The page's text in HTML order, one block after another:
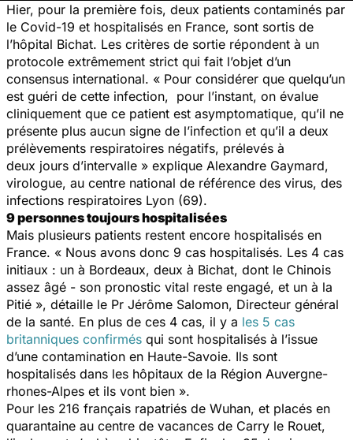
Hier, pour la première fois, deux patients contaminés par
le Covid-19 et hospitalisés en France, sont sortis de
l’hôpital Bichat. Les critères de sortie répondent à un
protocole extrêmement strict qui fait l’objet d’un
consensus international. « Pour considérer que quelqu’un
est guéri de cette infection, pour l’instant, on évalue
cliniquement que ce patient est asymptomatique, qu’il ne
présente plus aucun signe de l’infection et qu’il a deux
prélèvements respiratoires négatifs, prélevés à
deux jours d’intervalle » explique Alexandre Gaymard,
virologue, au centre national de référence des virus, des
infections respiratoires Lyon (69).
9 personnes toujours hospitalisées
Mais plusieurs patients restent encore hospitalisés en
France. « Nous avons donc 9 cas hospitalisés. Les 4 cas
initiaux : un à Bordeaux, deux à Bichat, dont le Chinois
assez âgé - son pronostic vital reste engagé, et un à la
Pitié », détaille le Pr Jérôme Salomon, Directeur général
de la santé. En plus de ces 4 cas, il y a les 5 cas
britanniques confirmés qui sont hospitalisés à l’issue
d’une contamination en Haute-Savoie. Ils sont
hospitalisés dans les hôpitaux de la Région Auvergne-
rhones-Alpes et ils vont bien ».
Pour les 216 français rapatriés de Wuhan, et placés en
quarantaine au centre de vacances de Carry le Rouet,